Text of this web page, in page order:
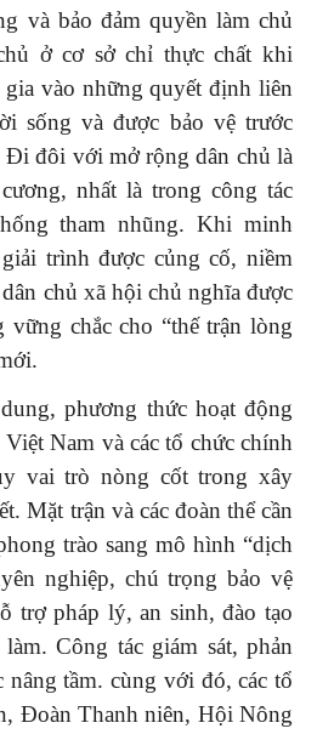
và bảo đảm quyền làm chủ
ở cơ sở chỉ thực chất khi
vào những quyết định liên
sống và được bảo vệ trước
đôi với mở rộng dân chủ là
nhất là trong công tác
tham nhũng. Khi minh
trình được củng cố, niềm
chủ xã hội chủ nghĩa được
vững chắc cho “thế trận lòng
phương thức hoạt động
Nam và các tổ chức chính
vai trò nòng cốt trong xây
Mặt trận và các đoàn thể cần
trào sang mô hình “dịch
nghiệp, chú trọng bảo vệ
trợ pháp lý, an sinh, đào tạo
Công tác giám sát, phản
tầm. cùng với đó, các tổ
Đoàn Thanh niên, Hội Nông